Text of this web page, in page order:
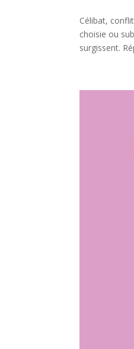
Célibat,
choisie ou
surgissent.